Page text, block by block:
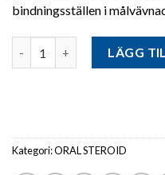
bindningsställen i
LÄGG
Kategori:ORAL STEROID